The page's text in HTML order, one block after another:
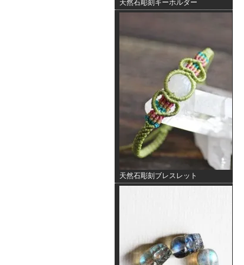
天然石彫刻キーホルダー
天然石彫刻ブレスレット